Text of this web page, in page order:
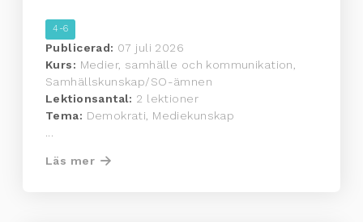
4-6
Publicerad: 07 juli 2026
Kurs: Medier, samhälle och kommunikation,
Samhällskunskap/SO-ämnen
Lektionsantal: 2 lektioner
Tema: Demokrati, Mediekunskap
Läs mer